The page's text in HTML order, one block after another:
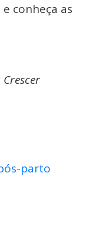
e conheça as
parto